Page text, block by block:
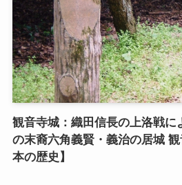
観音寺城：織田信長の上洛戦に
の末裔六角義賢・義治の居城
本の歴史】